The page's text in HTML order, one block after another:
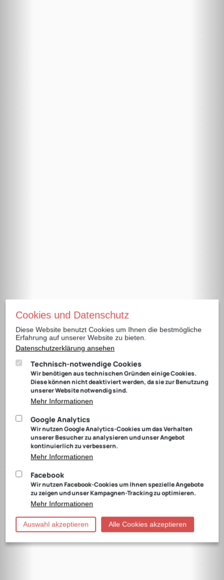
Cookies und Datenschutz
Diese Website benutzt Cookies um Ihnen die bestmögliche
Erfahrung auf unserer Website zu bieten.
Datenschutzerklärung ansehen
Technisch-notwendige Cookies
Wir benötigen aus technischen Gründen einige Cookies.
Diese können nicht deaktiviert werden, da sie zur Benutzung
unserer Website notwendig sind.
Mehr Informationen
Google Analytics
Wir nutzen Google Analytics-Cookies um das Verhalten
unserer Besucher zu analysieren und unser Angebot
kontinuierlich zu verbessern.
Mehr Informationen
Facebook
Wir nutzen Facebook-Cookies um Ihnen spezielle Angebote
zu zeigen und unser Kampagnen-Tracking zu optimieren.
Mehr Informationen
Auswahl akzeptieren Alle Cookies akzeptieren